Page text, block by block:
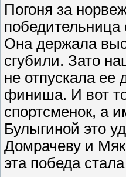
Погоня за
Она держала
сгубили. Зато
не отпускала ее
финиша. И вот
спортсменок, а
Булыгиной это
Домрачеву и
эта победа